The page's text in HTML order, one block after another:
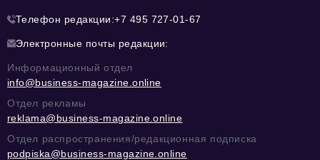
Телефон редакции:+7 495 727-01-67
Электронные почты редакции:
Информационный отдел
info@business-magazine.online
Отдел рекламы
reklama@business-magazine.online
Отдел распространения/редакционная подписка
podpiska@business-magazine.online